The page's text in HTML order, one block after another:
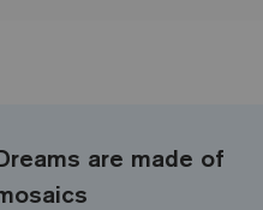
are made of